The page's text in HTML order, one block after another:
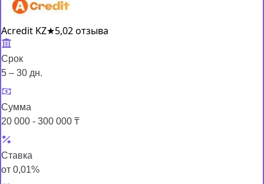
Acredit KZ★5,02 отзыва
Срок
5 – 30 дн.
Сумма
20 000 - 300 000 ₸
Ставка
от 0,01%